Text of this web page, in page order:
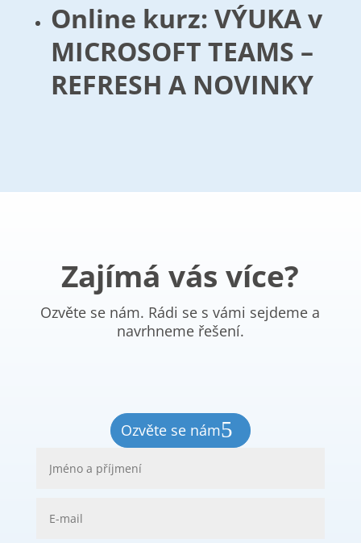
Online kurz: VÝUKA v
MICROSOFT TEAMS –
REFRESH A NOVINKY
Zajímá vás více?
Ozvěte se nám. Rádi se s vámi sejdeme a
navrhneme řešení.
Ozvěte se nám